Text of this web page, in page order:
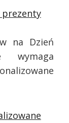
prezenty
na Dzień